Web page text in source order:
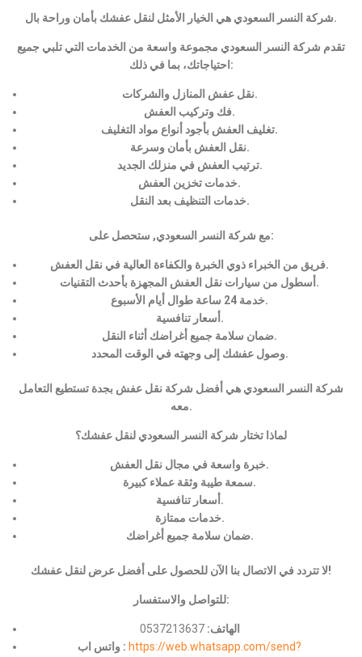
شركة النسر السعودي هي الخيار الأمثل لنقل عفشك بأمان وراحة بال.
تقدم شركة النسر السعودي مجموعة واسعة من الخدمات التي تلبي جميع
احتياجاتك، بما في ذلك:
نقل عفش المنازل والشركات.
فك وتركيب العفش.
تغليف العفش بأجود أنواع مواد التغليف.
نقل العفش بأمان وسرعة.
ترتيب العفش في منزلك الجديد.
خدمات تخزين العفش.
خدمات التنظيف بعد النقل.
مع شركة النسر السعودي, ستحصل على:
فريق من الخبراء ذوي الخبرة والكفاءة العالية في نقل العفش.
أسطول من سيارات نقل العفش المجهزة بأحدث التقنيات.
خدمة 24 ساعة طوال أيام الأسبوع.
أسعار تنافسية.
ضمان سلامة جميع أغراضك أثناء النقل.
وصول عفشك إلى وجهته في الوقت المحدد.
شركة النسر السعودي هي أفضل شركة نقل عفش بجدة تستطيع التعامل
معه.
لماذا تختار شركة النسر السعودي لنقل عفشك؟
خبرة واسعة في مجال نقل العفش.
سمعة طيبة وثقة عملاء كبيرة.
أسعار تنافسية.
خدمات ممتازة.
ضمان سلامة جميع أغراضك.
لا تتردد في الاتصال بنا الآن للحصول على أفضل عرض لنقل عفشك!
للتواصل والاستفسار:
الهاتف: 0537213637
واتس اب : https://web.whatsapp.com/send?